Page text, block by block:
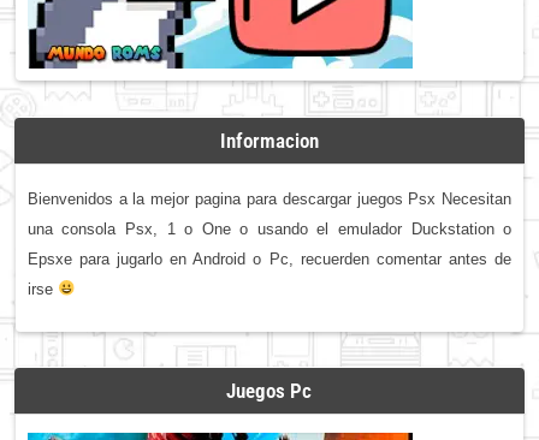
Informacion
Bienvenidos a la mejor pagina para descargar juegos Psx Necesitan
una consola Psx, 1 o One o usando el emulador Duckstation o
Epsxe para jugarlo en Android o Pc, recuerden comentar antes de
irse
Juegos Pc